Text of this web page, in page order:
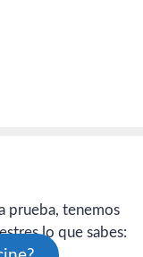
prueba, tenemos
lo que sabes: